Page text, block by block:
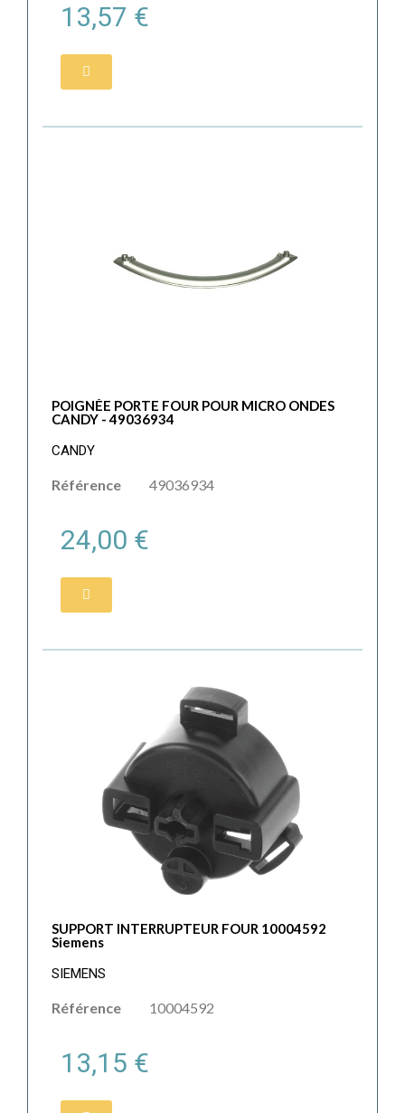
13,57 €
POIGNÉE PORTE FOUR POUR MICRO ONDES
CANDY - 49036934
CANDY
Référence 49036934
24,00 €
SUPPORT INTERRUPTEUR FOUR 10004592
Siemens
SIEMENS
Référence 10004592
13,15 €